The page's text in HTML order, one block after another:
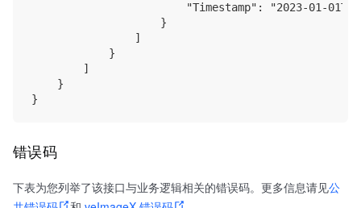
"Timestamp": "2023-01-
                    }
                ]
            }
        ]
    }
错误码
下表为您列举了该接口与业务逻辑相关的错误码。更多信息请见公